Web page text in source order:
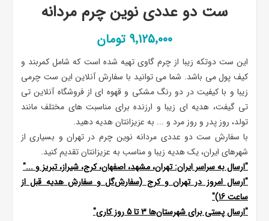
ست دو عددی نوین چرم مردانه
9٬125٬000 تومان
این ست دوتکه زیبا از چرم گاوی تهیه شده است که شامل کمربند و
کیف پول می باشد. شما می توانید با سفارش آنلاین این ست چرمی
زیبا و با کیفیت در دو رنگ مشکی و قهوه ای از فروشگاه آنلاین تی
تی گیفت، هدیه ای زیبا و ارزنده‌ برای مناسبت های مختلف مانند
تولد، روز پدر و روز مرد و ... به عزیزانتان هدیه دهید.
با سفارش ست دو عددی مردانه نوین چرم در تهران و بسیاری از
شهرهای ایران، یک هدیه زیبا و مناسب به عزیزانتان تقدیم کنید.
"ارسال به سراسر ایران: تهران، مشهد، اصفهان، کرج، شیراز، تبریز و ..."
"ارسال امروز در تهران و کرج (سفارش‌گل و سفارش هدیه قبل از
ساعت 16)"
"ارسال پستی برای شهرستان‌ها 3 تا 5 روز کاری"